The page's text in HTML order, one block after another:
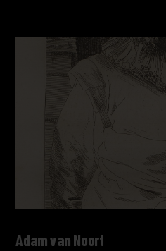
Adam van Noort